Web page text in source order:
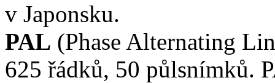
v Japonsku.
PAL (Phase Alternating
625 řádků, 50 půlsnímků.